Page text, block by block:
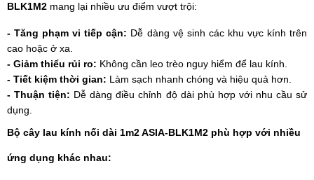
BLK1M2 mang lại nhiều ưu điểm vượt trội:
- Tăng phạm vi tiếp cận: Dễ dàng vệ sinh các khu vực kính trên
cao hoặc ở xa.
- Giảm thiểu rủi ro: Không cần leo trèo nguy hiểm để lau kính.
- Tiết kiệm thời gian: Làm sạch nhanh chóng và hiệu quả hơn.
- Thuận tiện: Dễ dàng điều chỉnh độ dài phù hợp với nhu cầu sử
dụng.
Bộ cây lau kính nối dài 1m2 ASIA-BLK1M2 phù hợp với nhiều
ứng dụng khác nhau: